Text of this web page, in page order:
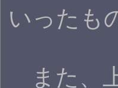
いったも
また、